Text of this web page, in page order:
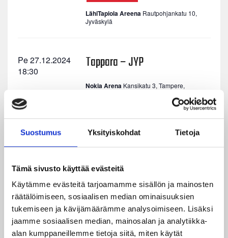
Suostumus Yksityiskohdat Tietoja
Tämä sivusto käyttää evästeitä
Käytämme evästeitä tarjoamamme sisällön ja mainosten
räätälöimiseen, sosiaalisen median ominaisuuksien
tukemiseen ja kävijämäärämme analysoimiseen. Lisäksi
jaamme sosiaalisen median, mainosalan ja analytiikka-
alan kumppaneillemme tietoja siitä, miten käytät
LähiTapiola Areena Rautpohjankatu 10,
Jyväskylä
Pe 27.12.2024
18:30
Tappara – JYP
Nokia Arena Kansikatu 3, Tampere,
La 28.12.2024
17:00
JYP – Lukko
LähiTapiola AreenaRautpohjankatu 10,
Jyväskylä